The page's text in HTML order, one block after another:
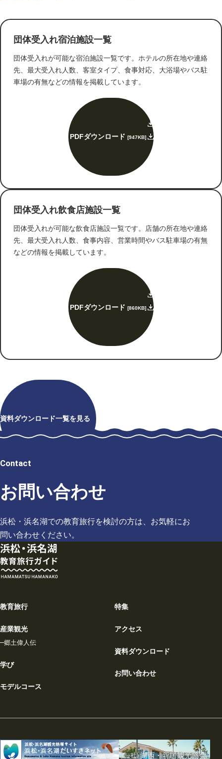
資料ダウンロード一覧を見る
団体受入れ宿泊施設一覧
団体受入れが可能な宿泊施設一覧です。ホテルの所在地や連絡
先、最大受入れ人数、客室タイプ、食事対応、大浴場やバス駐
車場の有無などの情報を掲載しています。
PDFダウンロード [947KB]
団体受入れ飲食店施設一覧
団体受入れが可能な飲食店施設一覧です。店舗の所在地や連絡
先、最大受入れ人数、食事内容、営業時間やバス駐車場の有無
などの情報を掲載しています。
PDFダウンロード [860KB]
Contact
お問い合わせ
浜松・浜名湖での教育旅行を検討の方は、お気軽にお
問い合わせください。
教育旅行
産業観光
郷土偉人伝
学び
モデルコース
特集
アクセス
資料ダウンロード
お問い合わせ